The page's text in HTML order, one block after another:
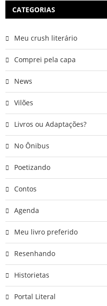
CATEGORIAS
Meu crush literário
Comprei pela capa
News
Vilões
Livros ou Adaptações?
No Ônibus
Poetizando
Contos
Agenda
Meu livro preferido
Resenhando
Historietas
Portal Literal